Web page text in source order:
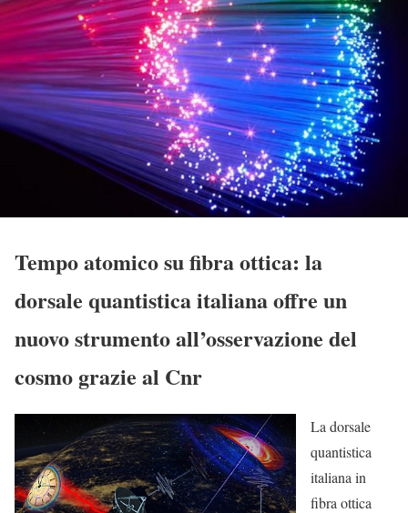
Tempo atomico su fibra ottica: la
dorsale quantistica italiana offre un
nuovo strumento all’osservazione del
cosmo grazie al Cnr
La dorsale
quantistica
italiana in
fibra ottica